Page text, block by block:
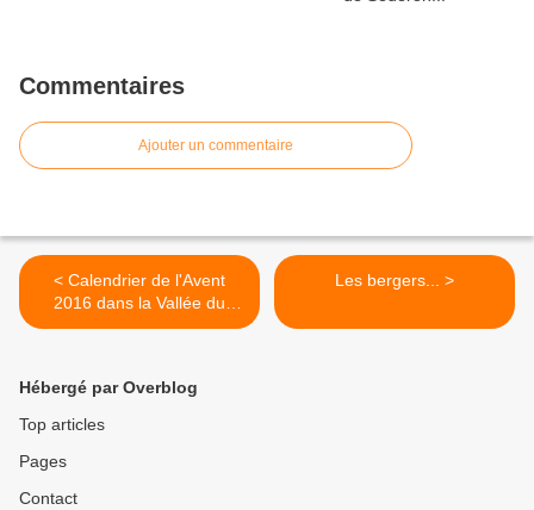
Commentaires
Ajouter un commentaire
< Calendrier de l'Avent
2016 dans la Vallée du
Jabron...
Les bergers... >
Hébergé par Overblog
Top articles
Pages
Contact